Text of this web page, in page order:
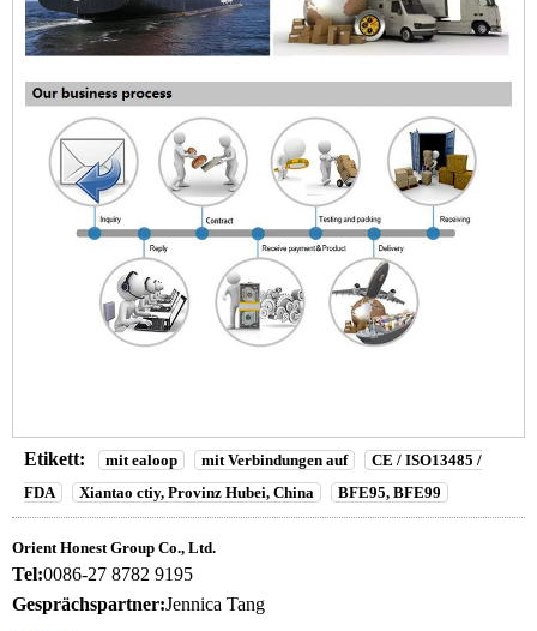
Etikett: mit ealoop mit Verbindungen auf
CE / ISO13485 /
FDA
Xiantao ctiy, Provinz Hubei, China BFE95, BFE99
Orient Honest Group Co., Ltd.
Tel:0086-27 8782 9195
Gesprächspartner:Jennica Tang